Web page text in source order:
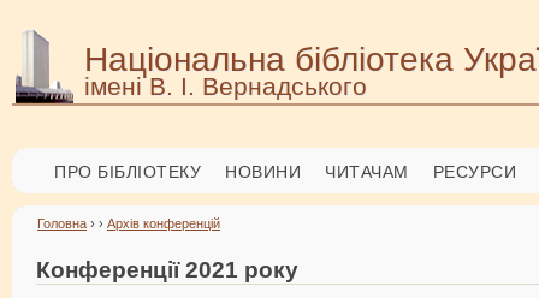
Національна бібліотека
імені В. І. Вернадського
ПРО БІБЛІОТЕКУ НОВИНИ ЧИТАЧАМ РЕСУРСИ
Головна › › Архів конференцій
Конференції 2021 року